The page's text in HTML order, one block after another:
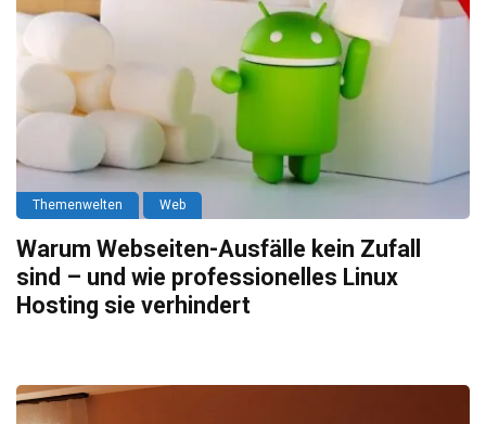
Themenwelten Web
Warum Webseiten-Ausfälle kein Zufall
sind – und wie professionelles Linux
Hosting sie verhindert